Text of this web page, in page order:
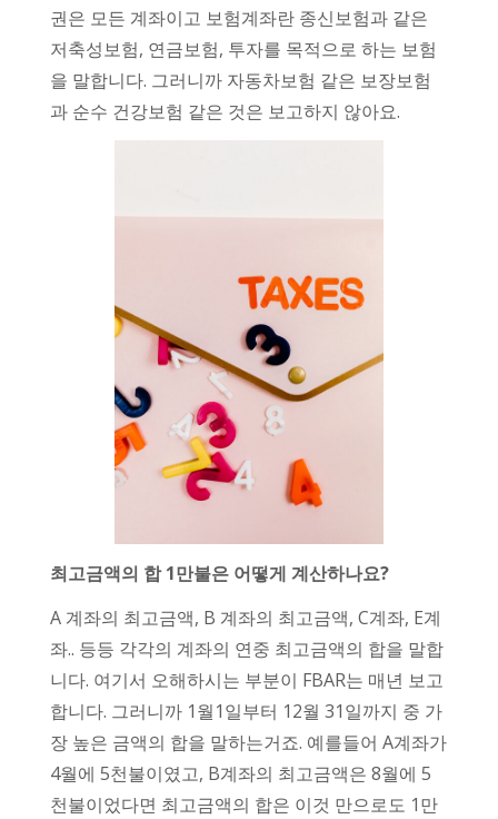
권은 모든 계좌이고 보험계좌란 종신보험과 같은
저축성보험, 연금보험, 투자를 목적으로 하는 보험
을 말합니다. 그러니까 자동차보험 같은 보장보험
과 순수 건강보험 같은 것은 보고하지 않아요.
최고금액의 합 1만불은 어떻게 계산하나요?
A 계좌의 최고금액, B 계좌의 최고금액, C계좌, E계
좌.. 등등 각각의 계좌의 연중 최고금액의 합을 말합
니다. 여기서 오해하시는 부분이 FBAR는 매년 보고
합니다. 그러니까 1월1일부터 12월 31일까지 중 가
장 높은 금액의 합을 말하는거죠. 예를들어 A계좌가
4월에 5천불이였고, B계좌의 최고금액은 8월에 5
천불이었다면 최고금액의 합은 이것 만으로도 1만